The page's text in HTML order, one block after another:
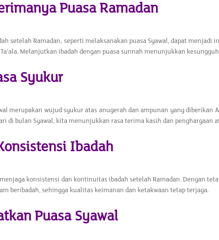
Puasa Ramadan
setelah Ramadan, seperti melaksanakan puasa Syawal, dapat menjadi
Melanjutkan ibadah dengan puasa sunnah menunjukkan
Syukur
merupakan wujud syukur atas anugerah dan ampunan yang diberikan
di bulan Syawal, kita menunjukkan rasa terima kasih dan penghargaan
Ibadah
konsistensi dan kontinuitas ibadah setelah Ramadan. Dengan
beribadah, sehingga kualitas keimanan dan ketakwaan tetap terjaga.
Puasa Syawal